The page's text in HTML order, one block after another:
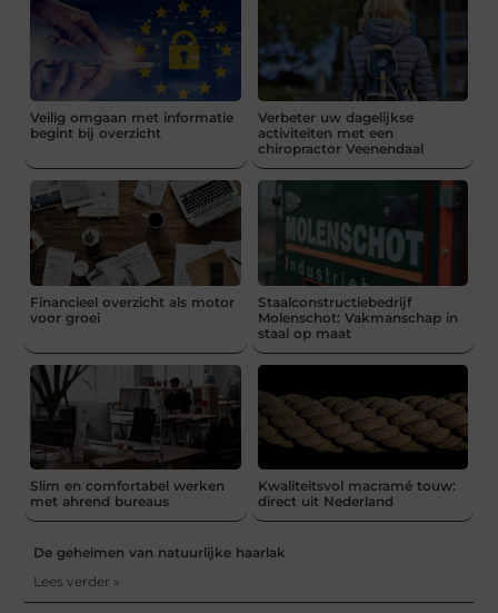
Veilig omgaan met informatie
begint bij overzicht
Verbeter uw dagelijkse
activiteiten met een
chiropractor Veenendaal
Financieel overzicht als motor
voor groei
Staalconstructiebedrijf
Molenschot: Vakmanschap in
staal op maat
Slim en comfortabel werken
met ahrend bureaus
Kwaliteitsvol macramé touw:
direct uit Nederland
De geheimen van natuurlijke haarlak
Lees verder »